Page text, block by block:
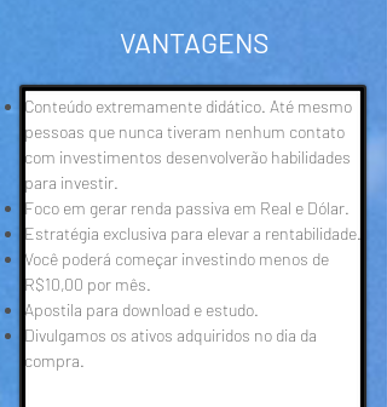
VANTAGENS
Conteúdo extremamente didático. Até mesmo
pessoas que nunca tiveram nenhum contato
com investimentos desenvolverão habilidades
para investir.
​Foco em gerar renda passiva em Real e Dólar.
Estratégia exclusiva para elevar a rentabilidade.
Você poderá começar investindo menos de
R$10,00 por mês.
Apostila para download e estudo.
Divulgamos os ativos adquiridos no dia da
compra.